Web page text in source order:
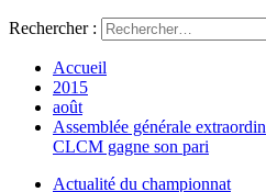
Rechercher :
Accueil
2015
août
Assemblée générale
CLCM gagne son pari
Actualité du championnat